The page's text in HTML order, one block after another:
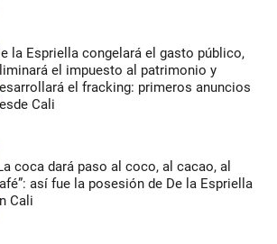
la Espriella congelará el gasto público,
el impuesto al patrimonio y
el fracking: primeros anuncios
Cali
coca dará paso al coco, al cacao, al
así fue la posesión de De la Espriella
Cali